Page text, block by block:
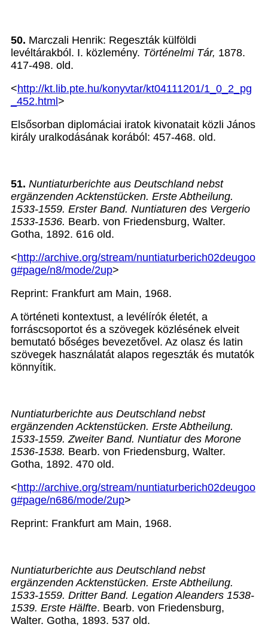
50. Marczali Henrik: Regeszták külföldi
levéltárakból. I. közlemény. Történelmi Tár, 1878.
417-498. old.
<http://kt.lib.pte.hu/konyvtar/kt04111201/1_0_2_pg
_452.html>
Elsősorban diplomáciai iratok kivonatait közli János
király uralkodásának korából: 457-468. old.
51. Nuntiaturberichte aus Deutschland nebst
ergänzenden Acktenstücken. Erste Abtheilung.
1533-1559. Erster Band. Nuntiaturen des Vergerio
1533-1536. Bearb. von Friedensburg, Walter.
Gotha, 1892. 616 old.
<http://archive.org/stream/nuntiaturberich02deugoo
g#page/n8/mode/2up>
Reprint: Frankfurt am Main, 1968.
A történeti kontextust, a levélírók életét, a
forráscsoportot és a szövegek közlésének elveit
bemutató bőséges bevezetővel. Az olasz és latin
szövegek használatát alapos regeszták és mutatók
könnyítik.
Nuntiaturberichte aus Deutschland nebst
ergänzenden Acktenstücken. Erste Abtheilung.
1533-1559. Zweiter Band. Nuntiatur des Morone
1536-1538. Bearb. von Friedensburg, Walter.
Gotha, 1892. 470 old.
<http://archive.org/stream/nuntiaturberich02deugoo
g#page/n686/mode/2up>
Reprint: Frankfurt am Main, 1968.
Nuntiaturberichte aus Deutschland nebst
ergänzenden Acktenstücken. Erste Abtheilung.
1533-1559. Dritter Band. Legation Aleanders 1538-
1539. Erste Hälfte. Bearb. von Friedensburg,
Walter. Gotha, 1893. 537 old.